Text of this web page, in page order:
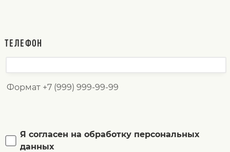
ТЕЛЕФОН
Формат +7 (999) 999-99-99
Я согласен на обработку персональных
данных